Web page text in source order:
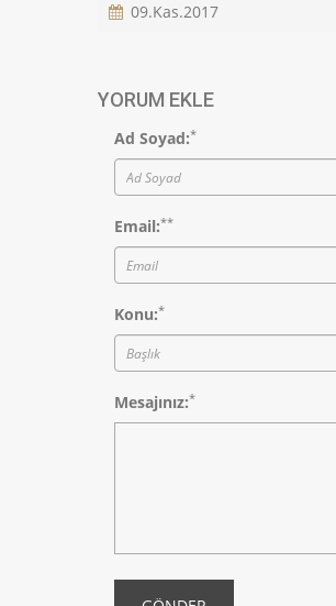
09.Kas.2017
YORUM EKLE
Ad Soyad:*
Email:**
Konu:*
Mesajınız:*